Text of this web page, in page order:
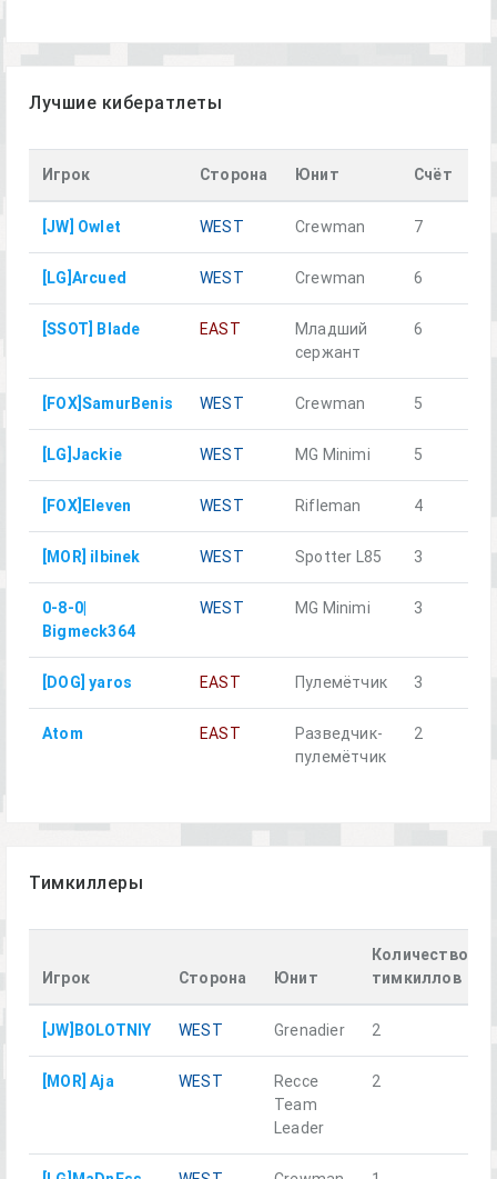
Лучшие кибератлеты
Игрок Сторона Юнит Счёт
[JW] Owlet WEST Crewman 7
[LG]Arcued WEST Crewman 6
[SSOT] Blade EAST
Младший
сержант
6
[FOX]SamurBenis WEST Crewman 5
[LG]Jackie WEST MG Minimi 5
[FOX]Eleven WEST Rifleman 4
[MOR] ilbinek WEST Spotter L85 3
0-8-0|
Bigmeck364
WEST MG Minimi 3
[DOG] yaros EAST Пулемётчик 3
Atom EAST
Разведчик-
пулемётчик
2
Тимкиллеры
Игрок Сторона Юнит
Количество
тимкиллов
[JW]BOLOTNIY WEST Grenadier 2
[MOR] Aja WEST
Recce
Team
Leader
2